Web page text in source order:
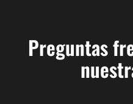
Preguntas